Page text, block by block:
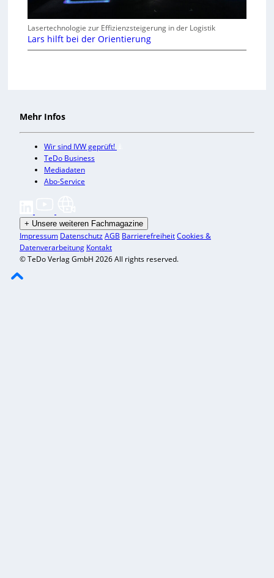
Lasertechnologie zur Effizienzsteigerung in der Logistik
Lars hilft bei der Orientierung
Mehr Infos
Wir sind IVW geprüft!
TeDo Business
Mediadaten
Abo-Service
+ Unsere weiteren Fachmagazine
Impressum DatenschutzAGB BarrierefreiheitCookies &
Datenverarbeitung Kontakt
© TeDo Verlag GmbH 2026 All rights reserved.